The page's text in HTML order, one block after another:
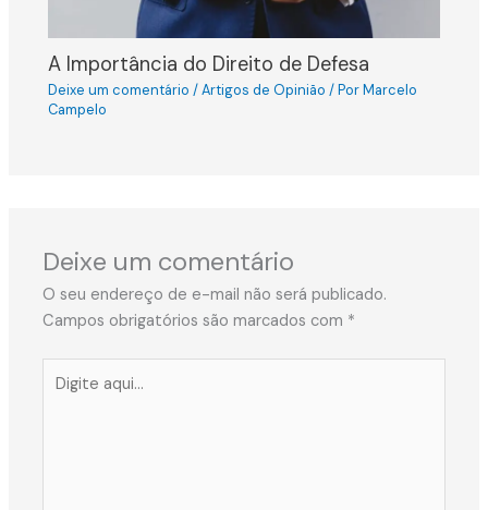
A Importância do Direito de Defesa
Deixe um comentário /Artigos de Opinião / PorMarcelo
Campelo
Deixe um comentário
O seu endereço de e-mail não será publicado.
Campos obrigatórios são marcados com *
aqui...